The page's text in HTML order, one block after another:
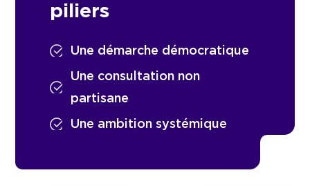
piliers
Une démarche démocratique
Une consultation non
partisane
Une ambition systémique